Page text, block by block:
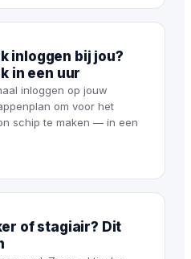
inloggen bij jou?
in een uur
inloggen op jouw
om voor het
schip te maken — in een
of stagiair? Dit